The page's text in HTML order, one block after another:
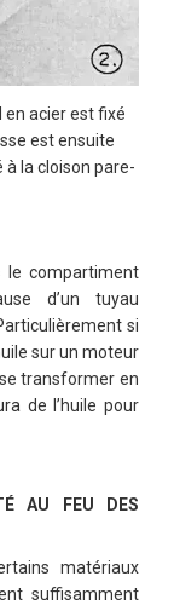
acier est fixé
est ensuite
à la cloison pare-
le compartiment
d’un tuyau
si
sur un moteur
transformer en
de l’huile pour
AU FEU DES
matériaux
suffisamment